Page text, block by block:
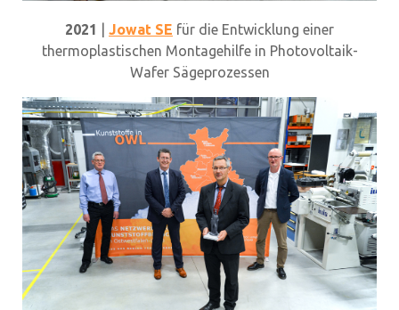
2021 Jowat SE für die Entwicklung einer
thermoplastischen Montagehilfe in Photovoltaik-
Wafer Sägeprozessen